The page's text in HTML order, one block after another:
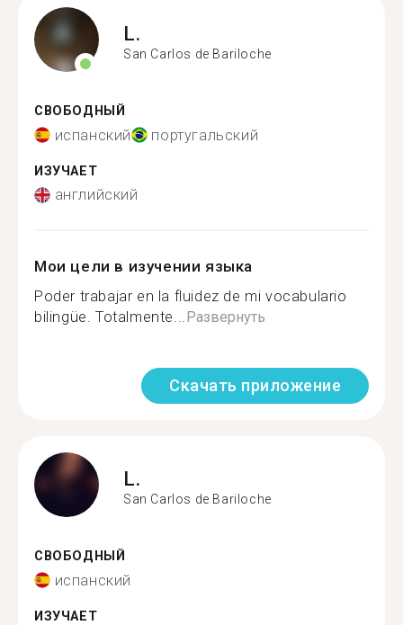
L.
San Carlos de Bariloche
СВОБОДНЫЙ
испанский португальский
ИЗУЧАЕТ
английский
Мои цели в изучении языка
Poder trabajar en la fluidez de mi vocabulario
bilingüe. Totalmente...Развернуть
Скачать приложение
L.
San Carlos de Bariloche
СВОБОДНЫЙ
испанский
ИЗУЧАЕТ